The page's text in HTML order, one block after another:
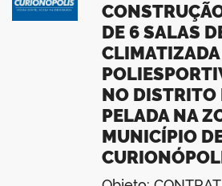
DE 6 SALAS
NO DISTRITO
PELADA NA
MUNICÍPIO